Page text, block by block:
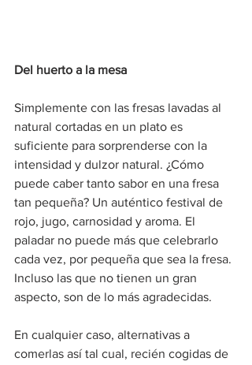
Del huerto a la mesa
Simplemente con las fresas lavadas al
natural cortadas en un plato es
suficiente para sorprenderse con la
intensidad y dulzor natural. ¿Cómo
puede caber tanto sabor en una fresa
tan pequeña? Un auténtico festival de
rojo, jugo, carnosidad y aroma. El
paladar no puede más que celebrarlo
cada vez, por pequeña que sea la fresa.
Incluso las que no tienen un gran
aspecto, son de lo más agradecidas.
En cualquier caso, alternativas a
comerlas así tal cual, recién cogidas de